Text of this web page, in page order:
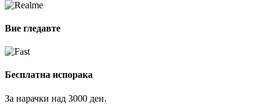
Вие гледавте
Бесплатна испорака
За нарачки над 3000 ден.